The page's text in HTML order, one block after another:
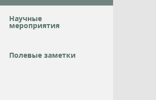
Научные
мероприятия
Полевые заметки